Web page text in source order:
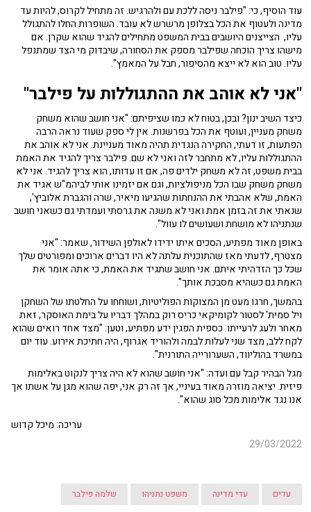
עוד הוסיף, כי: "פילבר ניסה ללכת עם ולהרגיש. זה מתחיל לקרוס, להיות עד
מדינה ולעטוף את הכל בצלופן מרשרש לא עובד. השופרות החלו להתגולל
עליו, הצייצנים היושבים בבית המשפט מתחילים להגיד שהוא שקרן. אם
מישהו צריך הוכחה שפילבר מספק את הסחורה, שיבדוק מי הצד שמתנפל
עליו. טוב הוא לא ייצא מהסיפור, חבל על המאמץ".
"אני לא אוהב את ההתגוללות על פילבר"
כיצד השיב ינון? ובכן, בטוח לא כמו שציפיתם: "אני חושב שהוא משחק
משחק מעניין, ועוטף את הכל בפרשנות. אין לי ספק שעוד נראה הרבה
הפתעות, זו דעתי, החקירה הנגדית תהיה מאוד מעניינת. אני לא אוהב את
ההתגוללות עליו, לא מתחבר לזה ואני לא שם. פילבר צריך להגיד את האמת
בבית משפט, זה לא משחק ילדים פה, אם זו עדותו, הוא צריך להגיד. אני לא
משחק משחק שבו הכל מניפולציות, וגם אם יזמינו אותי לביהמ"ש אגיד את
האמת, שלא אהבתי את ההנחתות שהגיעו מיאיר, שרה והגברת אלוביץ',
שנאתי את זה בזמן אמת ואני לא משנה את גרסתי ועמדתי גם כשאני חושב
שנתניהו לא מושחת ושעושים לו עוול".
באופן מאוד מפתיע, הסכים איתו ידידו לאולפן השידור, שאמר: "אני
מצטרף, לדעתי מאז שהתוכנית עלתה לא היו דברים ארוכים ומפורטים שלך
שכל כך הזדהיתי איתם. אני חושב שתגיד את האמת, כי אתה אומר את
האמת גם כשהיא מסבכת אותך".
בהמשך, חרגו מעט מן המצוקות הפוליטיות, ושוחחו על החלטתו של השחקן
ויל סמית' לסטור לקומיקאי כריס רוק במהלך דבריו על בימת האוסקר, זאת
מאחר ולעג לרעייתו. כספית הפגין ידע מפתיע, וטען: "מצד אחד רואים שהוא
לקח ללב, מצד שני לעלות לבמה ולהוריד אגרוף, היה חתיכת אירוע. עוד יום
במשרד בהוליווד, השערורייה התורנית".
מגל הבהיר קבל עם ועדה: "אני חושב שהוא לא היה צריך לנקוט באלימות
פיזית. יציאה מוזרה מאוד בעיניי, אך זה רק אני, יפה שהוא מגן על אשתו אך
אנו נגד אלימות מכל סוג שהוא".
עריכה: מיכל קדוש
29/03/2022
עדים עדי מדינה משפט נתניהו שלמה פילבר